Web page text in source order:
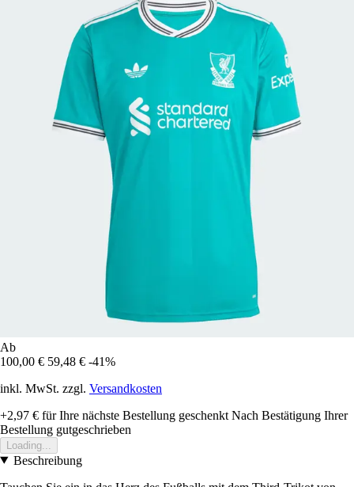
Ab
100,00 € 59,48 € -41%
inkl. MwSt. zzgl. Versandkosten
+2,97 € für Ihre nächste Bestellung geschenkt Nach Bestätigung Ihrer
Bestellung gutgeschrieben
Loading...
Beschreibung